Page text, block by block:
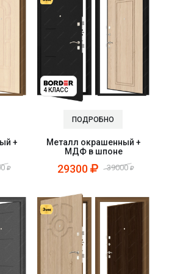
+
4 КЛАСС
ПОДРОБНО
Металл окрашенный +
МДФ в шпоне
29300 39000